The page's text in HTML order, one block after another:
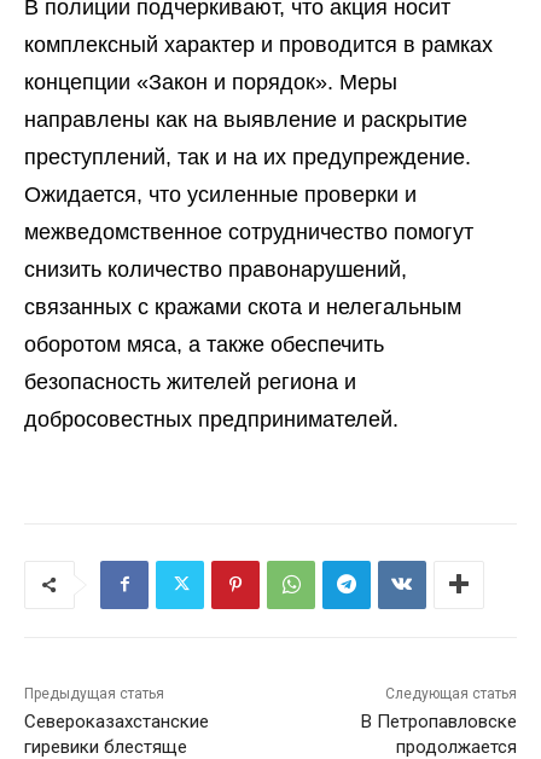
В полиции подчеркивают, что акция носит
комплексный характер и проводится в рамках
концепции «Закон и порядок». Меры
направлены как на выявление и раскрытие
преступлений, так и на их предупреждение.
Ожидается, что усиленные проверки и
межведомственное сотрудничество помогут
снизить количество правонарушений,
связанных с кражами скота и нелегальным
оборотом мяса, а также обеспечить
безопасность жителей региона и
добросовестных предпринимателей.
Предыдущая статья
Североказахстанские
гиревики блестяще
Следующая статья
В Петропавловске
продолжается